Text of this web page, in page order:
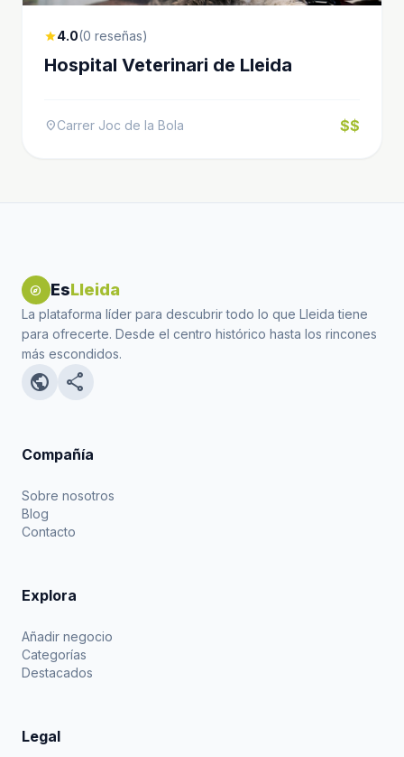
star4.0(0 reseñas)
Hospital Veterinari de Lleida
location_onCarrer Joc de la Bola $$
explore EsLleida
La plataforma líder para descubrir todo lo que Lleida tiene
para ofrecerte. Desde el centro histórico hasta los rincones
más escondidos.
public share
Compañía
Sobre nosotros
Blog
Contacto
Explora
Añadir negocio
Categorías
Destacados
Legal